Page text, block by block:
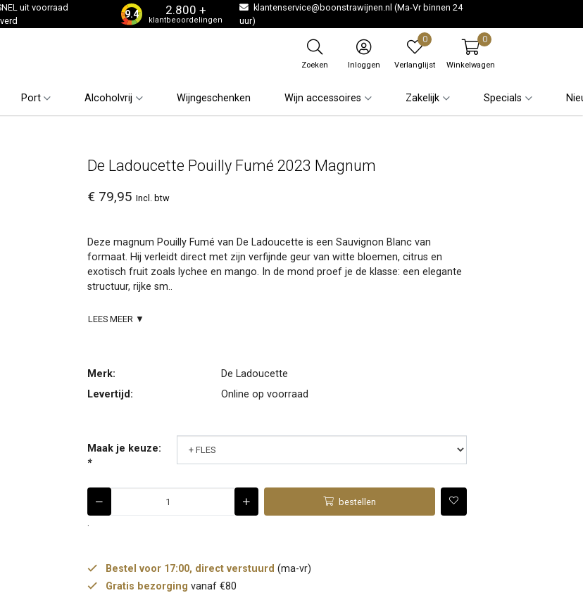
uit voorraad
9.4 2.800 +
klantbeoordelingen
klantenservice@boonstrawijnen.nl (Ma-Vr binnen 24
uur)
Zoeken Inloggen
0
Verlanglijst
0
Winkelwagen
Port Alcoholvrij Wijngeschenken Wijn accessoires Zakelijk Specials
De Ladoucette Pouilly Fumé 2023 Magnum
€ 79,95 Incl. btw
Deze magnum Pouilly Fumé van De Ladoucette is een Sauvignon Blanc van
formaat. Hij verleidt direct met zijn verfijnde geur van witte bloemen, citrus en
exotisch fruit zoals lychee en mango. In de mond proef je de klasse: een elegante
structuur, rijke sm..
LEES MEER ▼
Merk:
De Ladoucette
Levertijd:
Online op voorraad
Maak je keuze:
*
bestellen
.
Bestel voor 17:00, direct verstuurd (ma-vr)
Gratis bezorging vanaf €80